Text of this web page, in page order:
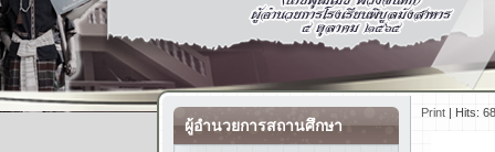
ผู้อำนวยการสถานศึกษา
Print | Hits: